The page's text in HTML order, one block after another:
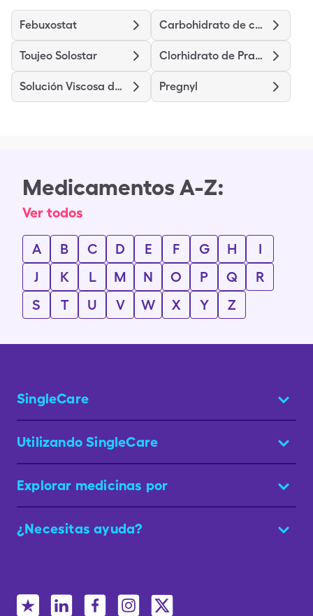
Febuxostat Carbohidrato de calcio-colecalciferol
Toujeo Solostar Clorhidrato de Prasugrel
Solución Viscosa de Clorhidrato de Lidocaína Pregnyl
Medicamentos A-Z:
Ver todos
A B C D E F G H
I
J
K L M N O P Q
R
S
T U V W X Y Z
SingleCare
Utilizando SingleCare
Explorar medicinas por
¿Necesitas ayuda?